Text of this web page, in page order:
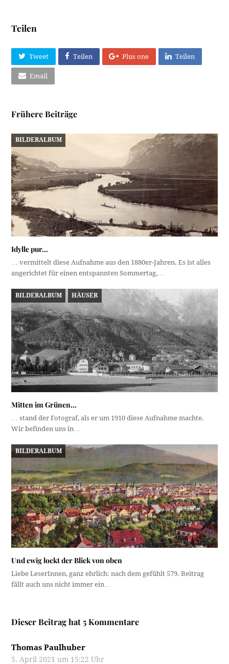
Teilen
Tweet Teilen Plus one Teilen
Email
Frühere Beiträge
BILDERALBUM
Idylle pur…
… vermittelt diese Aufnahme aus den 1880er-Jahren. Es ist alles
angerichtet für einen entspannten Sommertag,…
BILDERALBUM HÄUSER
Mitten im Grünen…
… stand der Fotograf, als er um 1910 diese Aufnahme machte.
Wir befinden uns in…
BILDERALBUM
Und ewig lockt der Blick von oben
Liebe LeserInnen, ganz ehrlich: nach dem gefühlt 579. Beitrag
fällt auch uns nicht immer ein…
Dieser Beitrag hat 5 Kommentare
Thomas Paulhuber
5. April 2021 um 15:22 Uhr